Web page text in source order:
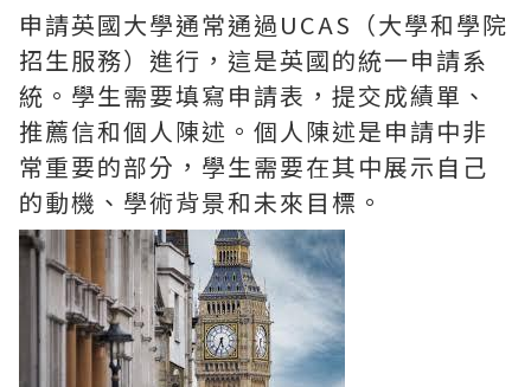
申請英國大學通常通過UCAS（大學和學院
招生服務）進行，這是英國的統一申請系
統。學生需要填寫申請表，提交成績單、
推薦信和個人陳述。個人陳述是申請中非
常重要的部分，學生需要在其中展示自己
的動機、學術背景和未來目標。